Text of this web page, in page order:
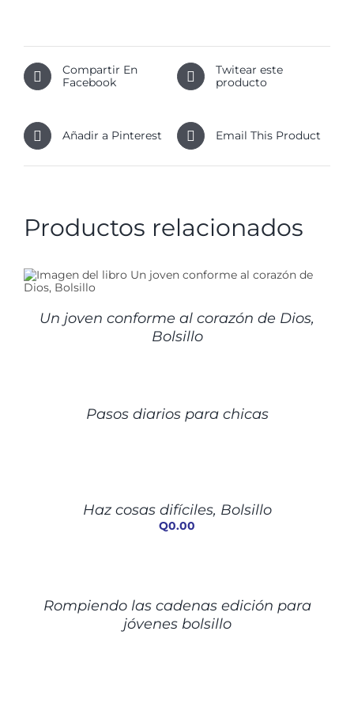
Compartir En
Facebook
Twitear este
producto
Añadir a Pinterest Email This Product
Productos relacionados
Un joven conforme al corazón de Dios,
Bolsillo
Pasos diarios para chicas
Haz cosas difíciles, Bolsillo
Q0.00
Rompiendo las cadenas edición para
jóvenes bolsillo